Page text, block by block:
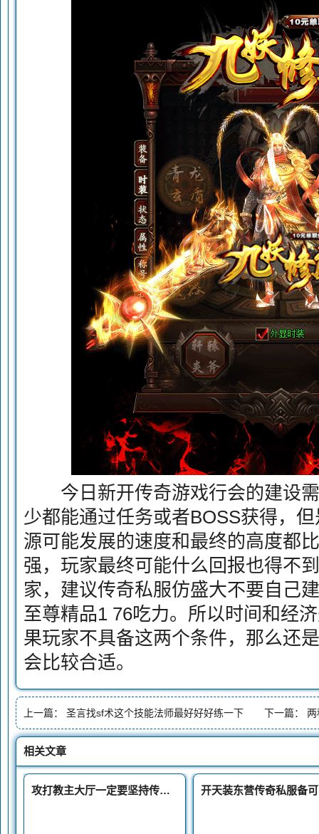
今日新开传奇游戏行会的建设需
少都能通过任务或者BOSS获得，
源可能发展的速度和最终的高度都
强，玩家最终可能什么回报也得不
家，建议传奇私服仿盛大不要自己
至尊精品1 76吃力。所以时间和经
果玩家不具备这两个条件，那么还
会比较合适。
上一篇： 圣言找sf术这个技能法师最好好好练一下 下一篇： 两
相关文章
攻打教主大厅一定要坚持传奇私服英雄合击版到最后,不要倒在最后关头